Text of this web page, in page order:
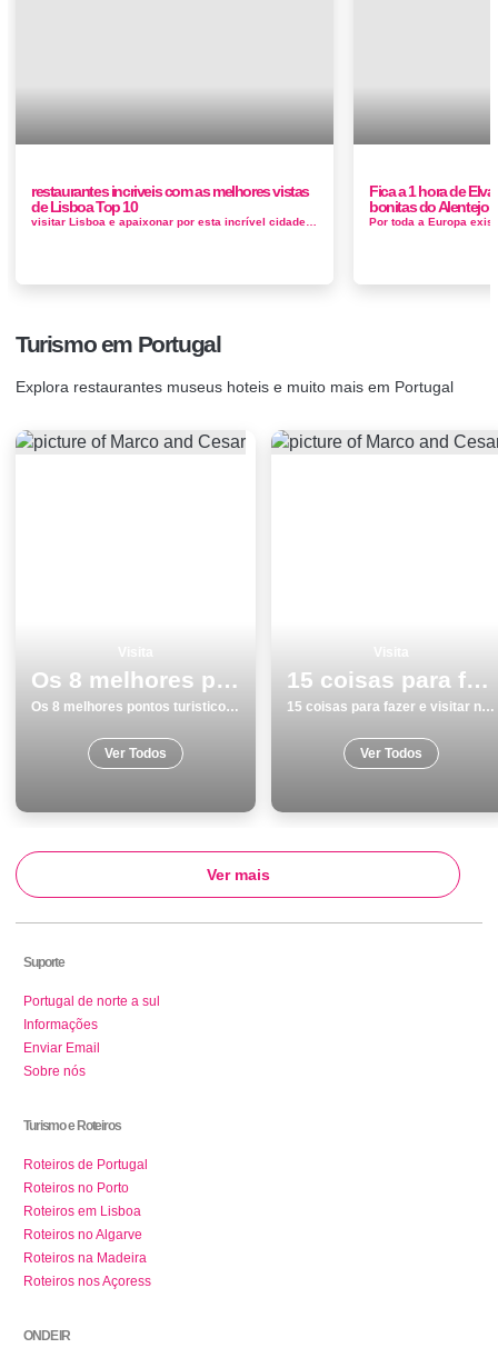
restaurantes incriveis com as melhores vistas
de Lisboa Top 10
visitar Lisboa e apaixonar por esta incrível cidade portuguesa, todos que por cá passam querem voltar, para aproveitares os teus jantare...
Fica a 1 hora de
bonitas do Alentejo
Turismo em Portugal
Explora restaurantes museus hoteis e muito mais em Portugal
Os 8 melhores pontos turisticos para visitar em Funchal
Os 8 melhores pontos turisticos para visitar em Funchal
Ver Todos
15 coisas para fazer e visitar no inverno na Guarda
15 coisas para fazer e visitar no inverno na Guarda
Ver Todos
Ver mais
Suporte
Portugal de norte a sul
Informações
Enviar Email
Sobre nós
Turismo e Roteiros
Roteiros de Portugal
Roteiros no Porto
Roteiros em Lisboa
Roteiros no Algarve
Roteiros na Madeira
Roteiros nos Açoress
ONDE IR